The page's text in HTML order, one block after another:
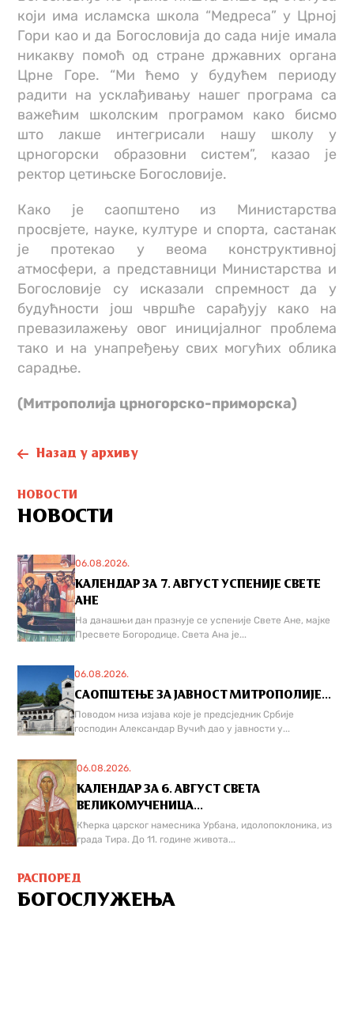
који има исламска школа “Медреса” у Црној
Гори као и да Богословија до сада није имала
никакву помоћ од стране државних органа
Црне Горе. “Ми ћемо у будућем периоду
радити на усклађивању нашег програма са
важећим школским програмом како бисмо
што лакше интегрисали нашу школу у
црногорски образовни систем”, казао је
ректор цетињске Богословије.
Како је саопштено из Министарства
просвјете, науке, културе и спорта, састанак
је протекао у веома конструктивној
атмосфери, а представници Министарства и
Богословије су исказали спремност да у
будућности још чвршће сарађују како на
превазилажењу овог иницијалног проблема
тако и на унапређењу свих могућих облика
сарадње.
(Митрополија црногорско-приморска)
Назад у архиву
НОВОСТИ
НОВОСТИ
06.08.2026.
КАЛЕНДАР ЗА 7. АВГУСТ УСПЕНИЈЕ СВЕТЕ
АНЕ
На данашњи дан празнује се успеније Свете Ане, мајке
Пресвете Богородице. Света Ана је...
06.08.2026.
САОПШТЕЊЕ ЗА ЈАВНОСТ МИТРОПОЛИЈЕ...
Поводом низа изјава које је предсједник Србије
господин Александар Вучић дао у јавности у...
06.08.2026.
КАЛЕНДАР ЗА 6. АВГУСТ СВЕТА
ВЕЛИКОМУЧЕНИЦА...
Кћерка царског намесника Урбана, идолопоклоника, из
града Тира. До 11. године живота...
РАСПОРЕД
БОГОСЛУЖЕЊА